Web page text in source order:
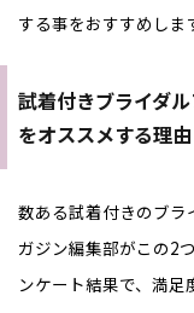
する事をおすすめしま
試着付きブライダ
をオススメする理由
数ある試着付きのブラ
ガジン編集部がこの2
ンケート結果で、満足